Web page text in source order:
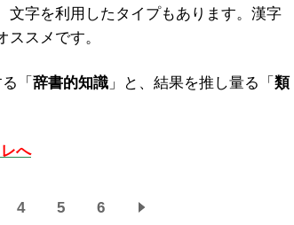
字を利用したタイプもあります。漢字
スメです。
「 辞書的知識 」と、結果を推し量る「 類
へ
4 5 6